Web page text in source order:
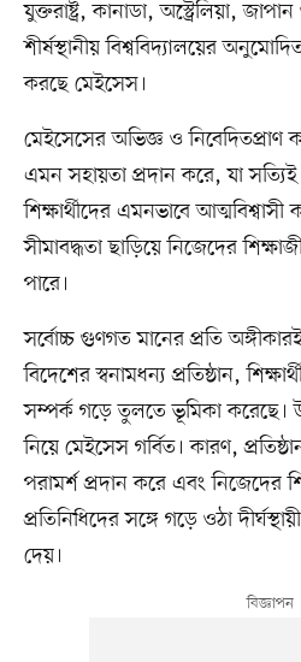
যুক্তরাষ্ট্র, কানাডা, অস্ট্রেলিয়া,
শীর্ষস্থানীয় বিশ্ববিদ্যালয়ের
করছে মেইসেস।
মেইসেসের অভিজ্ঞ ও নিবেদিতপ্রাণ
এমন সহায়তা প্রদান করে, যা সত্যিই
শিক্ষার্থীদের এমনভাবে
সীমাবদ্ধতা ছাড়িয়ে নিজেদের
পারে।
সর্বোচ্চ গুণগত মানের প্রতি
বিদেশের স্বনামধন্য প্রতিষ্ঠান,
সম্পর্ক গড়ে তুলতে ভূমিকা করেছে।
নিয়ে মেইসেস গর্বিত। কারণ,
পরামর্শ প্রদান করে এবং নিজেদের
প্রতিনিধিদের সঙ্গে গড়ে ওঠা
দেয়।